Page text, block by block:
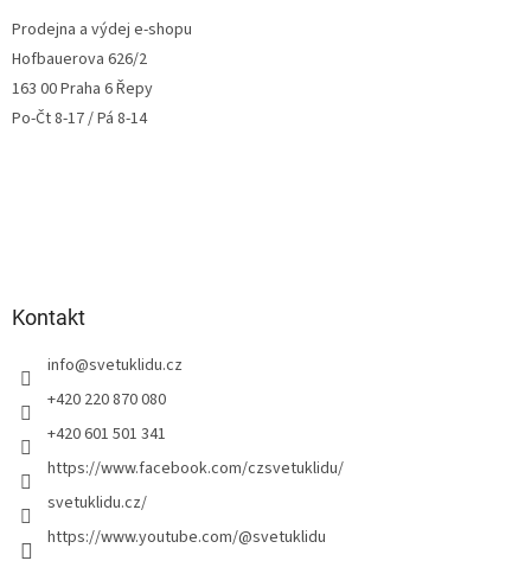
Prodejna a výdej e-shopu
Hofbauerova 626/2
163 00 Praha 6 Řepy
Po-Čt 8-17 / Pá 8-14
Kontakt
info@svetuklidu.cz
+420 220 870 080
+420 601 501 341
https://www.facebook.com/czsvetuklidu/
svetuklidu.cz/
https://www.youtube.com/@svetuklidu